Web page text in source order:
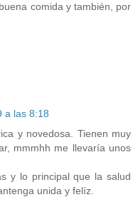
comida y también, por
a las 8:18
y novedosa. Tienen muy
mmmhh me llevaría unos
y lo principal que la salud
unida y felíz.